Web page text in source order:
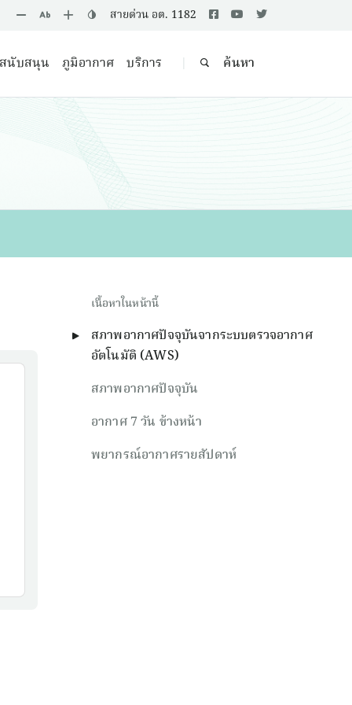
สายด่วน อต. 1182
นับสนุน ภูมิอากาศ บริการ ค้นหา
เนื้อหาในหน้านี้
สภาพอากาศปัจจุบันจากระบบตรวจอากาศ
อัตโนมัติ (AWS)
สภาพอากาศปัจจุบัน
อากาศ 7 วัน ข้างหน้า
พยากรณ์อากาศรายสัปดาห์